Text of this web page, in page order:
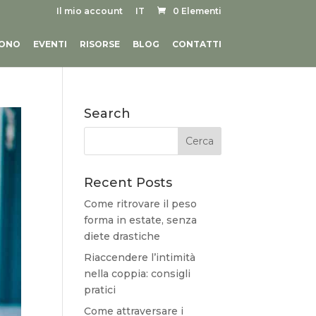
Il mio account IT 0 Elementi
EVENTI RISORSE BLOG CONTATTI
Search
Recent Posts
Come ritrovare il peso
forma in estate, senza
diete drastiche
Riaccendere l’intimità
nella coppia: consigli
pratici
Come attraversare i